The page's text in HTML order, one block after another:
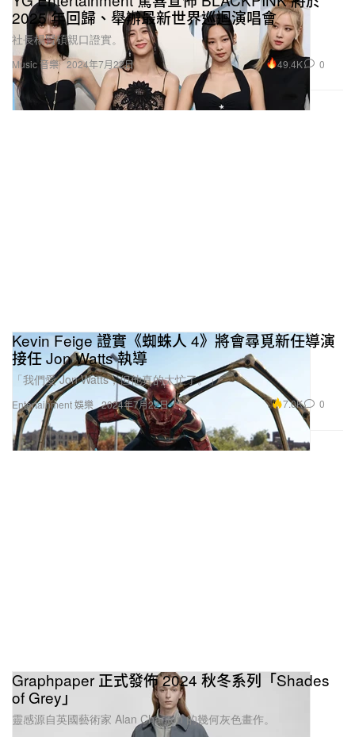
Music 音樂
2025 年回歸、舉辦最新世界巡迴演唱會
社長楊賢碩親口證實。
2024年7月22日 49.4K 0
Entertainment 娛樂
Kevin Feige 證實《蜘蛛人 4》將會尋覓新任導演
接任 Jon Watts 執導
「我們愛 Jon Watts，但他真的太忙了。」
2024年7月22日 7.0K 0
Graphpaper 正式發佈 2024 秋冬系列「Shades
of Grey」
靈感源自英國藝術家 Alan Charlton 的幾何灰色畫作。